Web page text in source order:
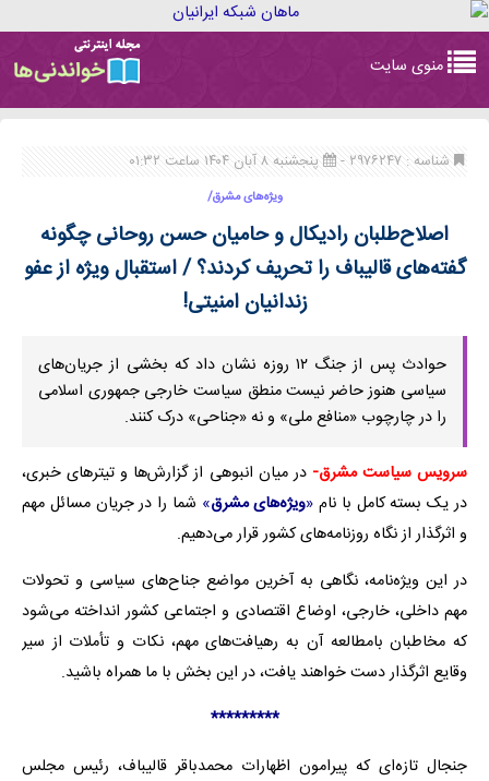
navigation
منوی سایت
شناسه : ۲۹۷۶۲۴۷ - پنجشنبه ۸ آبان ۱۴۰۴ ساعت ۰۱:۳۲
ویژه‌های مشرق/
اصلاح‌طلبان رادیکال و حامیان حسن روحانی چگونه
گفته‌های قالیباف را تحریف کردند؟ / استقبال ویژه از عفو
زندانیان امنیتی!
حوادث پس از جنگ ۱۲ روزه نشان داد که بخشی از جریان‌های
سیاسی هنوز حاضر نیست منطق سیاست خارجی جمهوری اسلامی
را در چارچوب «منافع ملی» و نه «جناحی» درک کنند.
سرویس سیاست مشرق- در میان انبوهی از گزارش‌ها و تیترهای خبری،
در یک بسته کامل با نام «ویژه‌های مشرق» شما را در جریان مسائل مهم
و اثرگذار از نگاه روزنامه‌های کشور قرار می‌دهیم.
در این ویژه‌نامه، نگاهی به آخرین مواضع جناح‌های سیاسی و تحولات
مهم داخلی، خارجی، اوضاع اقتصادی و اجتماعی کشور انداخته می‌شود
که مخاطبان بامطالعه آن به رهیافت‌های مهم، نکات و تأملات از سیر
وقایع اثرگذار دست خواهند یافت، در این بخش با ما همراه باشید.
*********
جنجال تازه‌ای که پیرامون اظهارات محمدباقر قالیباف، رئیس مجلس